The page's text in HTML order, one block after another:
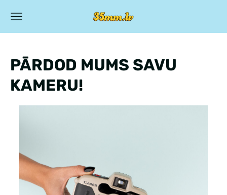
PĀRDOD MUMS SAVU
KAMERU!